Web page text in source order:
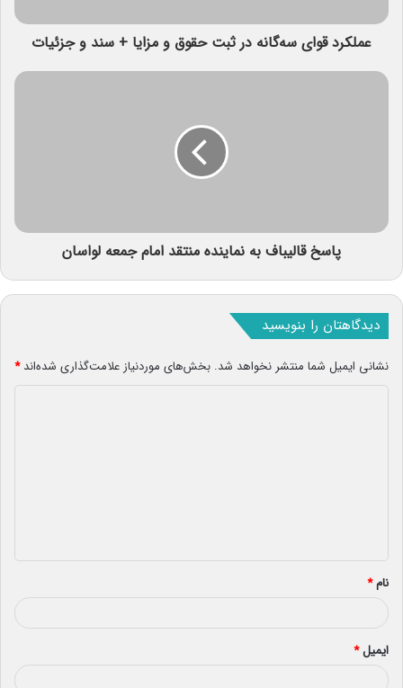
عملکرد قوای سه‌گانه در ثبت حقوق و مزایا + سند و جزئیات
پاسخ قالیباف به نماینده منتقد امام جمعه لواسان
دیدگاهتان را بنویسید
نشانی ایمیل شما منتشر نخواهد شد. بخش‌های موردنیاز علامت‌گذاری شده‌اند*
*
نام*
ایمیل*